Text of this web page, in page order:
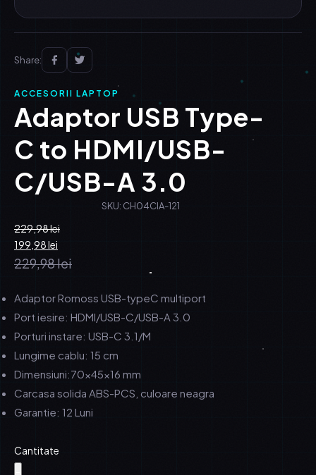
Share:
ACCESORII LAPTOP
Adaptor USB Type-
C to HDMI/USB-
C/USB-A 3.0
SKU: CH04CIA-121
229,98lei
Prețul
inițial
a
229,98 lei.
199,98lei
Prețul
curent
este:
229,98lei
Adaptor Romoss USB-typeC multiport
Port iesire: HDMI/USB-C/USB-A 3.0
Porturi instare: USB-C 3.1/M
Lungime cablu: 15 cm
Dimensiuni:70x45x16 mm
Carcasa solida ABS-PCS, culoare neagra
Garantie: 12 Luni
Cantitate